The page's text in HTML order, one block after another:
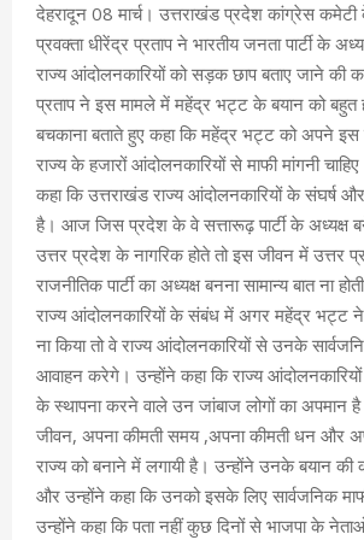
देहरादून 08 मार्च। उत्तराखंड प्रदेश कांग्रेस कमेटी
प्रवक्ता धीरेंद्र प्रताप ने भारतीय जनता पार्टी के
राज्य आंदोलनकारियों को सड़क छाप बताए जाने की
प्रताप ने इस मामले में महेंद्र भट्ट के बयान को
बचकाना बताते हुए कहा कि महेंद्र भट्ट को अपने इस
राज्य के हजारों आंदोलनकारियों से माफी मांगनी
कहा कि उत्तराखंड राज्य आंदोलनकारियों के संघर्ष
है। आज जिस प्रदेश के वे सत्तारूढ़ पार्टी के अध्यक्ष
उत्तर प्रदेश के नागरिक होते तो इस जीवन में उत्तर
राजनीतिक पार्टी का अध्यक्ष बनना सामान्य बात ना
राज्य आंदोलनकारियों के संबंध में अगर महेंद्र भट्ट
ना किया तो वे राज्य आंदोलनकारियों से उनके
आवाहन करेगे। उन्होंने कहा कि राज्य
के स्थापना करने वाले उन जांबाज लोगों का अपमान है
जीवन, अपना कीमती समय ,अपना कीमती धन और
राज्य को बनाने में लगायी है। उन्होंने उनके बयान
और उन्होंने कहा कि उनको इसके लिए सार्वजनिक
उन्होंने कहा कि पता नहीं कुछ दिनों से भाजपा के